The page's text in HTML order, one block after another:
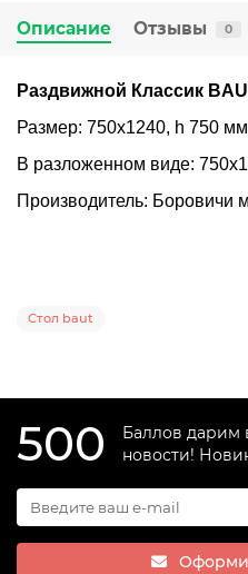
Описание Отзывы 0
Раздвижной Классик
Размер: 750х1240, h 750
В разложенном виде:
Производитель: Боровичи
Стол baut
500
Баллов дарим
новости!